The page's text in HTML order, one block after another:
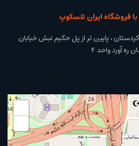
فروشگاه ایران تلسکوپ
، پایین تر از پل حکیم نبش خیابان
آورد واحد 4